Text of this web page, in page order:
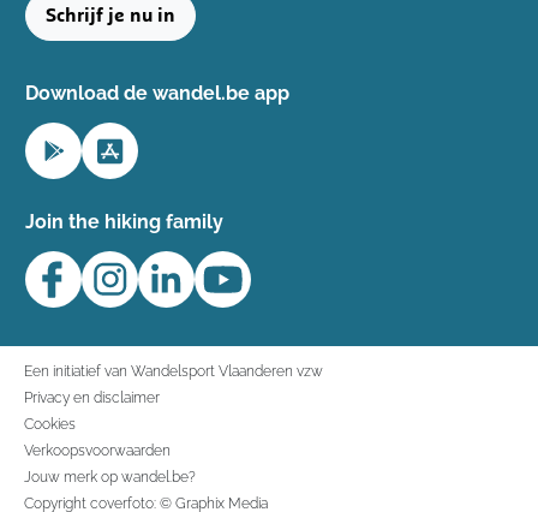
Schrijf je nu in
Download de wandel.be app
Join the hiking family
Een initiatief van Wandelsport Vlaanderen vzw
Privacy en disclaimer
Cookies
Verkoopsvoorwaarden
Jouw merk op wandel.be?
Copyright coverfoto: © Graphix Media